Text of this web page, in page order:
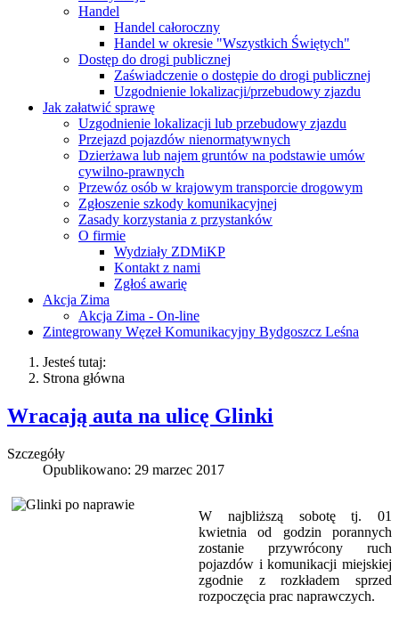
Handel
Handel całoroczny
Handel w okresie "Wszystkich Świętych"
Dostęp do drogi publicznej
Zaświadczenie o dostępie do drogi publicznej
Uzgodnienie lokalizacji/przebudowy zjazdu
Jak załatwić sprawę
Uzgodnienie lokalizacji lub przebudowy zjazdu
Przejazd pojazdów nienormatywnych
Dzierżawa lub najem gruntów na podstawie umów
cywilno-prawnych
Przewóz osób w krajowym transporcie drogowym
Zgłoszenie szkody komunikacyjnej
Zasady korzystania z przystanków
O firmie
Wydziały ZDMiKP
Kontakt z nami
Zgłoś awarię
Akcja Zima
Akcja Zima - On-line
Zintegrowany Węzeł Komunikacyjny Bydgoszcz Leśna
Jesteś tutaj:
Strona główna
Wracają auta na ulicę Glinki
Szczegóły
Opublikowano: 29 marzec 2017
W najbliższą sobotę tj. 01
kwietnia od godzin porannych
zostanie przywrócony ruch
pojazdów i komunikacji miejskiej
zgodnie z rozkładem sprzed
rozpoczęcia prac naprawczych.